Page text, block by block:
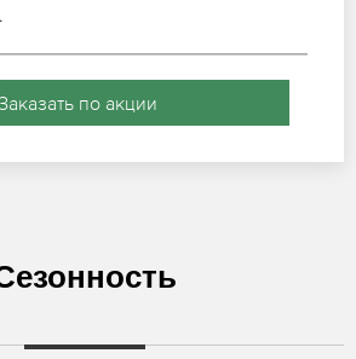
по акции